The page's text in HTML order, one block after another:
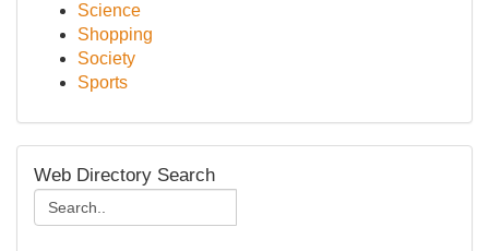
Science
Shopping
Society
Sports
Web Directory Search